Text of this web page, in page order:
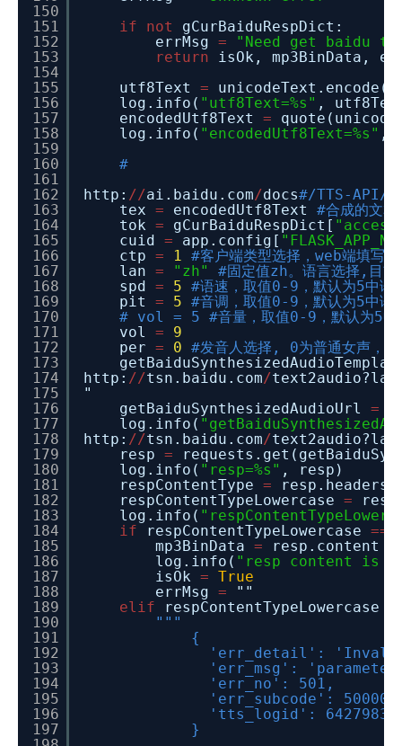
150
151
152
153
154
155
156
157
158
159
160
161
162
163
164
165
166
167
168
169
170
171
172
173
174
175
176
177
178
179
180
181
182
183
184
185
186
187
188
189
190
191
192
193
194
195
196
197
if
not
gCurBaiduRespDict:
errMsg =
"Need get baidu
return
isOk, mp3BinData,
utf8Text = unicodeText.encode(
log.info( "utf8Text=%s" ,
encodedUtf8Text =
log.info( "encodedUtf8Text=%s" ,
#
http: //ai.baidu.com/docs#/TTS-API/
tex = encodedUtf8Text #合成的文本
tok = gCurBaiduRespDict[
cuid = app.config[
ctp = 1 #客户端类型选择，web端填写
lan = "zh"
#固定值zh。语言选择,目前
spd = 5 #语速，取值0-9，默认为5中语
pit = 5 #音调，取值0-9，默认为5中语
# vol = 5 #音量，取值0-9，默认为5中
vol =
9
per = 0 #发音人选择, 0为普通女声，1
http: //tsn.baidu.com/text2audio?lan
"
getBaiduSynthesizedAudioUrl =
log.info(
http: //tsn.baidu.com/text2audio?lan
resp =
log.info( "resp=%s" , resp)
respContentType = resp.headers[
respContentTypeLowercase =
log.info(
if
respContentTypeLowercase ==
mp3BinData =
resp.content
log.info( "resp content is
isOk = True
errMsg =
""
elif
respContentTypeLowercase
"""
{
'err_detail':
'err_msg':
'err_no': 501,
'err_subcode': 50000,
'tts_logid':
}